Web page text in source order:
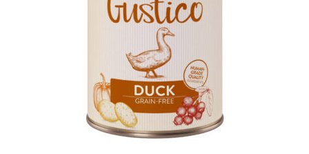
Konzervy a kapsičky pro psy
N&D Farmina pro psy — Italské holistic krmivo
Oblečky pro psy